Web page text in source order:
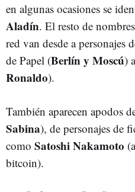
en algunas ocasiones se
Aladín. El resto de
red van desde a personajes
de Papel (Berlín y Moscú)
Ronaldo).
También aparecen apodos
Sabina), de personajes de
como Satoshi Nakamoto
bitcoin).